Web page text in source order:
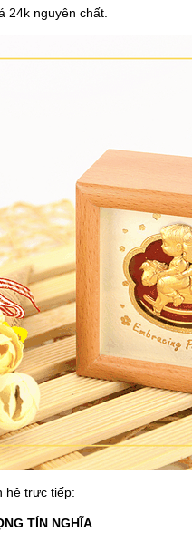
24k nguyên chất.
hệ trực tiếp:
TÍN NGHĨA